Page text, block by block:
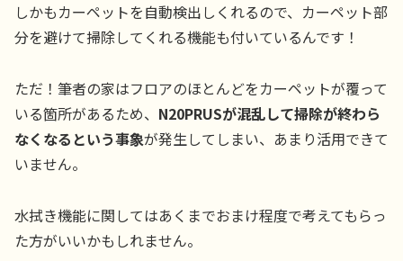
しかもカーペットを自動検出しくれるので、カーペット部
分を避けて掃除してくれる機能も付いているんです！
ただ！筆者の家はフロアのほとんどをカーペットが覆って
いる箇所があるため、 N20PRUSが混乱して掃除が終わら
なくなるという事象が発生してしまい、あまり活用できて
いません。
水拭き機能に関してはあくまでおまけ程度で考えてもらっ
た方がいいかもしれません。